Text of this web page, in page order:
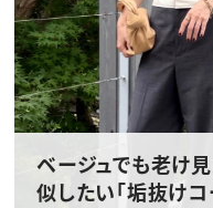
ベージュでも老け
似したい「垢抜けコ